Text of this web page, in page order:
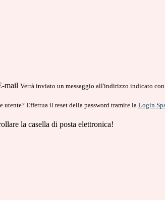
mail Verrà inviato un messaggio all'indirizzo indicato
utente? Effettua il reset della password tramite la Login
la casella di posta elettronica!